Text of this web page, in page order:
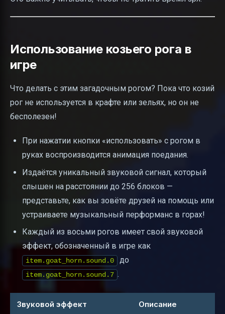
Использование козьего рога в
игре
Что делать с этим загадочным рогом? Пока что козий
рог не используется в крафте или зельях, но он не
бесполезен!
При нажатии кнопки «использовать» с рогом в
руках воспроизводится анимация поедания.
Издаётся уникальный звуковой сигнал, который
слышен на расстоянии до 256 блоков —
представьте, как вы зовёте друзей на помощь или
устраиваете музыкальный перформанс в горах!
Каждый из восьми рогов имеет свой звуковой
эффект, обозначенный в игре как
item.goat_horn.sound.0 до
item.goat_horn.sound.7 .
Звуковой эффект Описание